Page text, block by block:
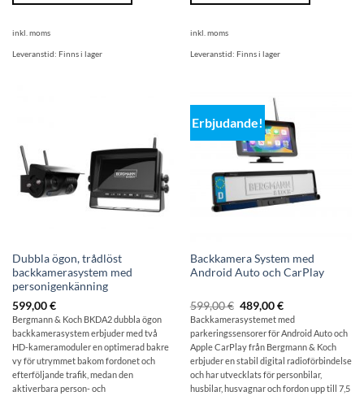
inkl. moms
Leveranstid: Finns i lager
inkl. moms
Leveranstid: Finns i lager
Dubbla ögon, trådlöst
backkamerasystem med
personigenkänning
599,00€
Bergmann & Koch BKDA2 dubbla ögon
backkamerasystem erbjuder med två
HD-kameramoduler en optimerad bakre
vy för utrymmet bakom fordonet och
efterföljande trafik, medan den
aktiverbara person- och
Erbjudande!
Backkamera System med
Android Auto och CarPlay
599,00€ Ursprungligt
pris:
599,00
€
489,00€Det
aktuella
priset
är:
489,00
€.
Backkamerasystemet med
parkeringssensorer för Android Auto och
Apple CarPlay från Bergmann & Koch
erbjuder en stabil digital radioförbindelse
och har utvecklats för personbilar,
husbilar, husvagnar och fordon upp till 7,5